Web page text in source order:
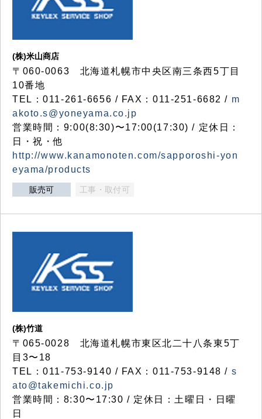
(株)米山商店
〒060-0063 北海道札幌市中央区南三条西5丁目
10番地
TEL：011-261-6656 / FAX：011-251-6682 / m
akoto.s@yoneyama.co.jp
営業時間：9:00(8:30)〜17:00(17:30) / 定休日：
日・祝・他
http://www.kanamonoten.com/sapporoshi-yon
eyama/products
販売可 工事・取付可
(株)竹道
〒065-0028 北海道札幌市東区北二十八条東5丁
目3〜18
TEL：011-753-9140 / FAX：011-753-9148 / s
ato@takemichi.co.jp
営業時間：8:30〜17:30 / 定休日：土曜日・日曜
日